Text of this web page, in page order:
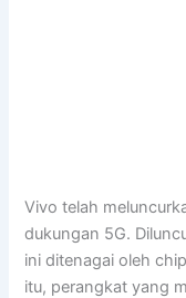
Vivo telah
dukungan 5G.
ini ditenagai oleh
itu, perangkat yang